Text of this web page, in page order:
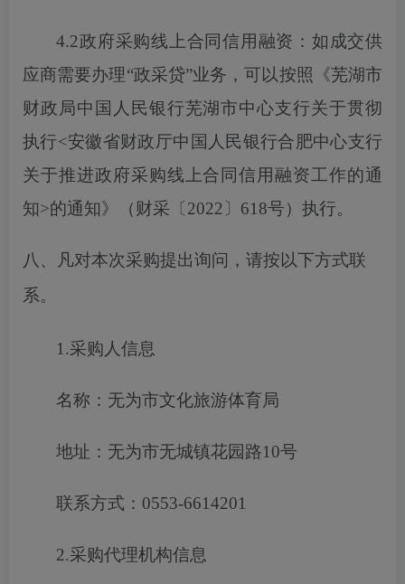
4.2政府采购线上合同信用融资：如成交供
应商需要办理“政采贷”业务，可以按照《芜湖市
财政局中国人民银行芜湖市中心支行关于贯彻
执行<安徽省财政厅中国人民银行合肥中心支行
关于推进政府采购线上合同信用融资工作的通
知>的通知》（财采〔2022〕618号）执行。
八、凡对本次采购提出询问，请按以下方式联
系。
1.采购人信息
名称：无为市文化旅游体育局
地址：无为市无城镇花园路10号
联系方式：0553-6614201
2.采购代理机构信息